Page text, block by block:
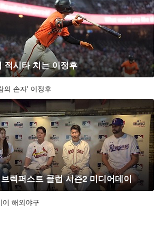
아라에즈 ‘새 직장에서도 열심
있습니다’
적시타 치는 이정후
의 손자' 이정후
렉퍼스트 클럽 시즌2 미디어데이
이 해외야구